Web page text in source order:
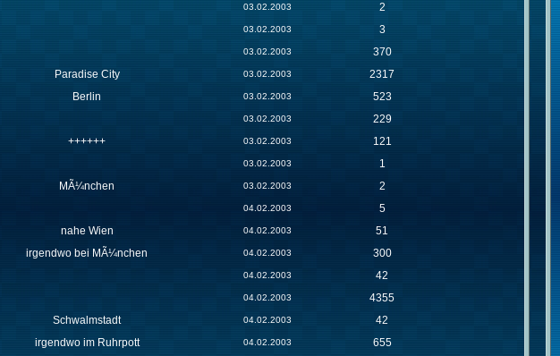
03.02.2003
2
03.02.2003
3
03.02.2003
370
Paradise City 03.02.2003
2317
Berlin 03.02.2003
523
03.02.2003
229
++++++ 03.02.2003
121
03.02.2003
1
MÃ¼nchen 03.02.2003
2
04.02.2003
5
nahe Wien 04.02.2003
51
irgendwo bei MÃ¼nchen 04.02.2003
300
04.02.2003
42
04.02.2003
4355
Schwalmstadt 04.02.2003
42
irgendwo im Ruhrpott 04.02.2003
655